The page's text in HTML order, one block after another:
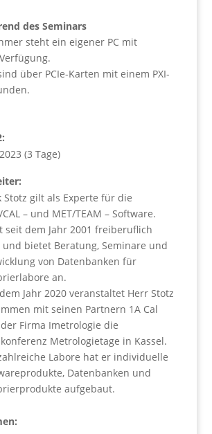
des Seminars
steht ein eigener PC mit
über PCIe-Karten mit einem PXI-
(3 Tage)
Stotz gilt als Experte für die
CAL – und MET/TEAM – Software.
seit dem Jahr 2001 freiberuflich
bietet Beratung, Seminare und
von Datenbanken für
an.
Jahr 2020 veranstaltet Herr Stotz
mit seinen Partnern 1A Cal
Firma Imetrologie die
Metrologietage in Kassel.
Labore hat er individuelle
Datenbanken und
aufgebaut.